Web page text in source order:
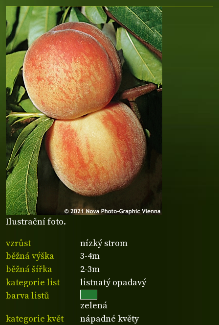
Ilustrační foto.
vzrůst
nízký strom
běžná výška
3-4m
běžná šířka
2-3m
kategorie list
listnatý opadavý
barva listů
zelená
kategorie květ
nápadné květy